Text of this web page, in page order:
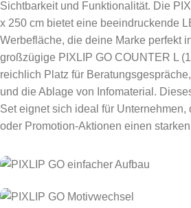
Sichtbarkeit und Funktionalität. Die
x 250 cm bietet eine beeindruckende
Werbefläche, die deine Marke perfekt
großzügige PIXLIP GO COUNTER L
reichlich Platz für
und die Ablage von Infomaterial.
Set eignet sich ideal für Unternehmen,
oder Promotion-Aktionen einen